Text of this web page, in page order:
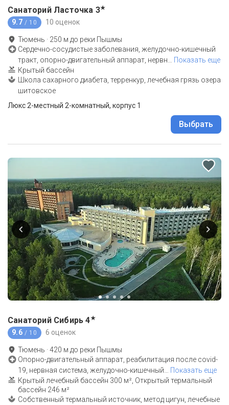
Санаторий Ласточка 3★
9.7 / 10 10 оценок
Тюмень · 250 м до реки Пышмы
Сердечно-сосудистые заболевания, желудочно-кишечный
тракт, опорно-двигательный аппарат, нервн
Показать еще
Крытый бассейн
Школа сахарного диабета, терренкур, лечебная грязь озера
шитовское
Люкс 2-местный 2-комнатный, корпус 1
Выбрать
Санаторий Сибирь 4★
9.6 / 10 6 оценок
Тюмень ·420 м до реки Пышмы
Опорно-двигательный аппарат, реабилитация после covid-
19, нервная система, желудочно-кишечный
Показать еще
Крытый лечебный бассейн 300 м², Открытый термальный
бассейн 246 м²
Собственный термальный источник, метод цигун, лечебные